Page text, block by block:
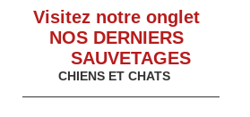
Visitez notre onglet
NOS DERNIERS
SAUVETAGES
CHIENS ET CHATS